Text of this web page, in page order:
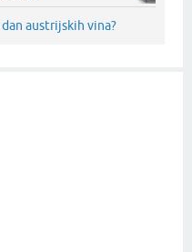
austrijskih vina?